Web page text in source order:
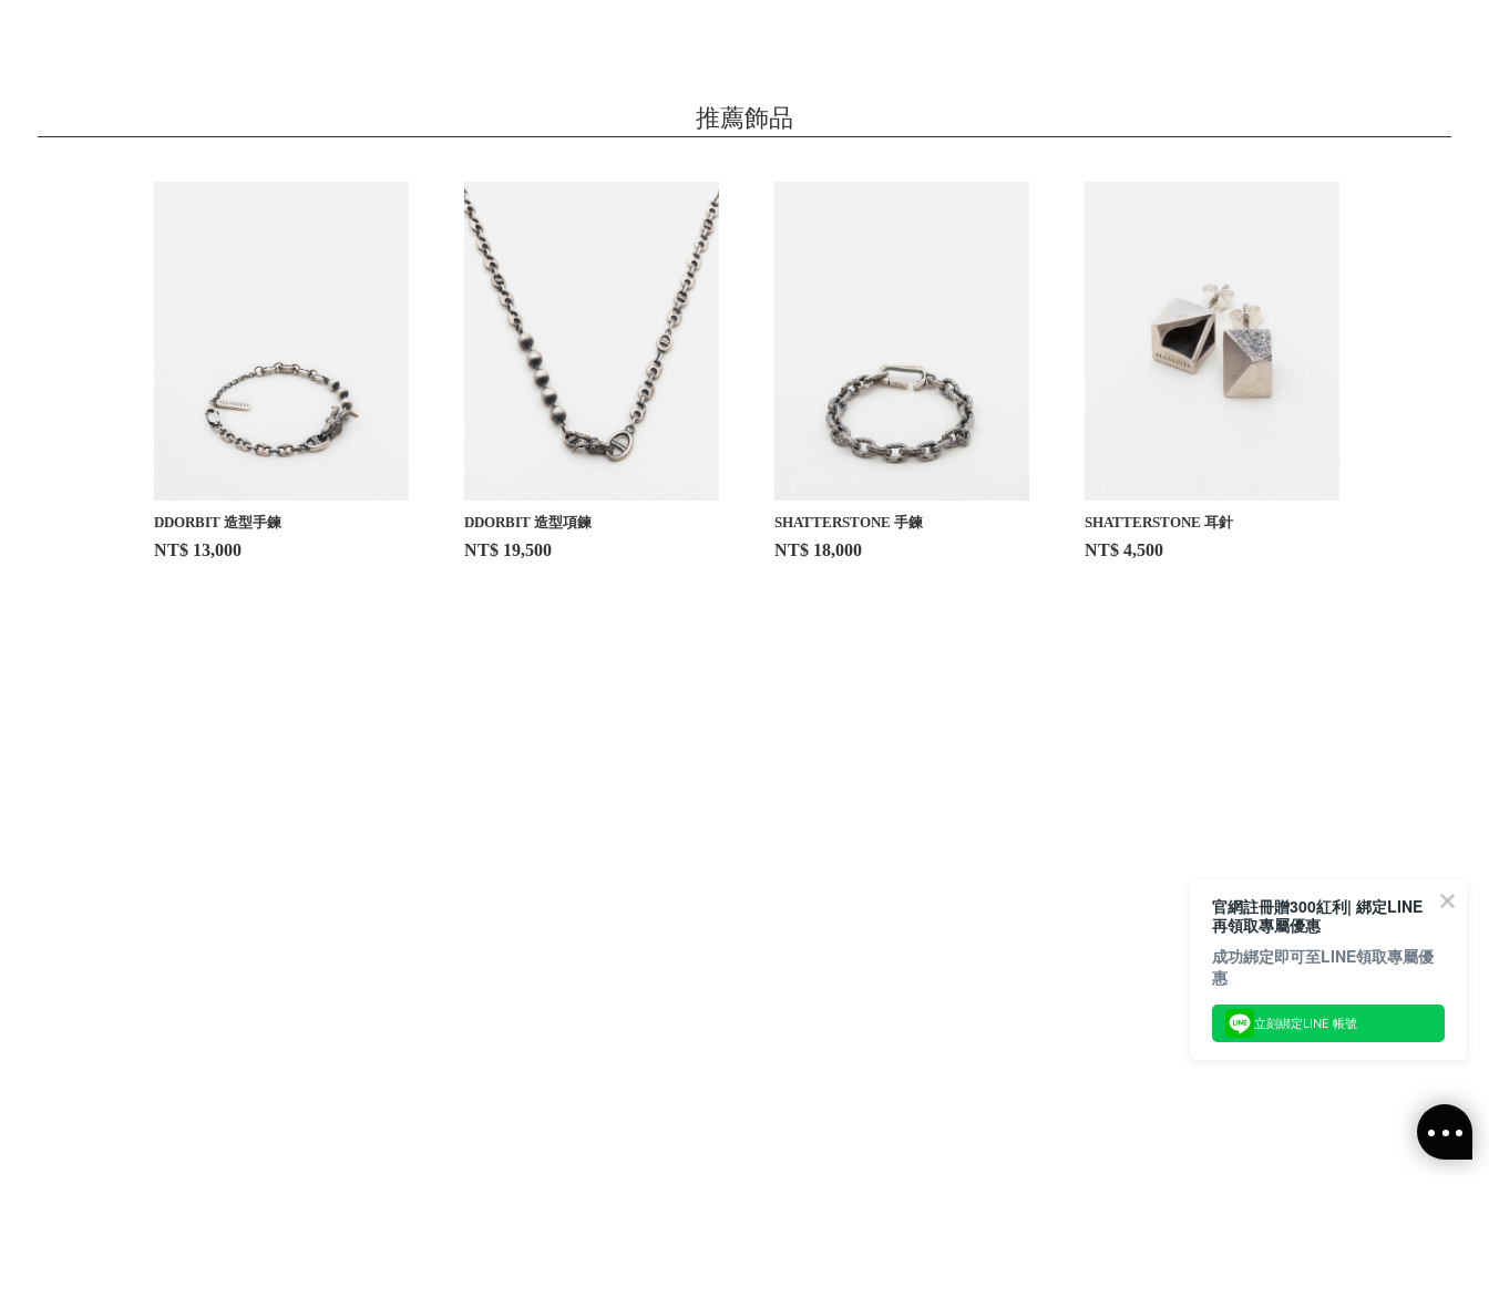
推薦飾品
DDORBIT 造型手鍊
NT$ 13,000
DDORBIT 造型項鍊
NT$ 19,500
SHATTERSTONE 手鍊
NT$ 18,000
SHATTERSTONE 耳針
NT$ 4,500
官網註冊贈300紅利| 綁定LINE
再領取專屬優惠
成功綁定即可至LINE領取專屬優
惠
立刻綁定LINE 帳號